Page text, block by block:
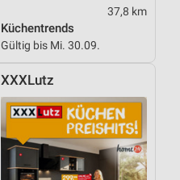
37,8 km
Küchentrends
Gültig bis Mi. 30.09.
XXXLutz